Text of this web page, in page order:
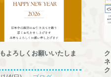
よろしくお願いいたしま